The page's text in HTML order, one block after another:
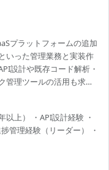
プラットフォームの追加
いった管理業務と実装作
設計や既存コード解析・
管理ツールの活用も求め
ジョン管理：Git ・クラ
以上） ・API設計経験 ・
管理経験（リーダー） ・